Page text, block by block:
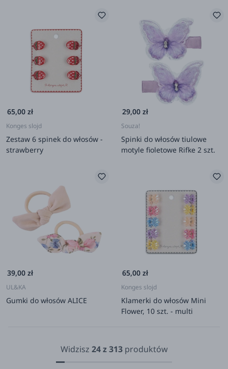
65,00 zł
Konges slojd
Zestaw 6 spinek do włosów -
strawberry
29,00 zł
Souza!
Spinki do włosów tiulowe
motyle fioletowe Rifke 2 szt.
39,00 zł
UL&KA
Gumki do włosów ALICE
65,00 zł
Konges slojd
Klamerki do włosów Mini
Flower, 10 szt. - multi
Widzisz 24 z 313produktów